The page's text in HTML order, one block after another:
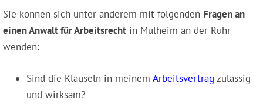
Sie können sich unter anderem mit folgenden Fragen an
einen Anwalt für Arbeitsrecht in Mülheim an der Ruhr
wenden:
Sind die Klauseln in meinem Arbeitsvertrag zulässig
und wirksam?